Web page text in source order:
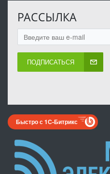
РАССЫЛКА
ПОДПИСАТЬСЯ
Быстро с 1С-Битрикс